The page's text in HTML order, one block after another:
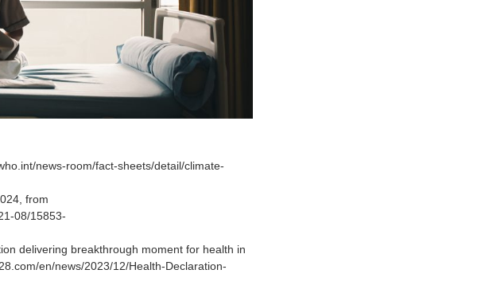
news-room/fact-sheets/detail/climate-
from
08/15853-
delivering breakthrough moment for health in
en/news/2023/12/Health-Declaration-